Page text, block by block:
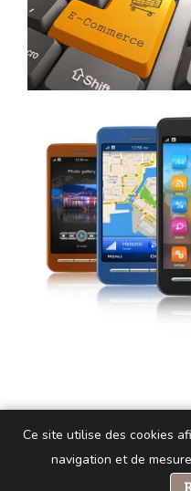
Ce site utilise des cookies
navigation et de